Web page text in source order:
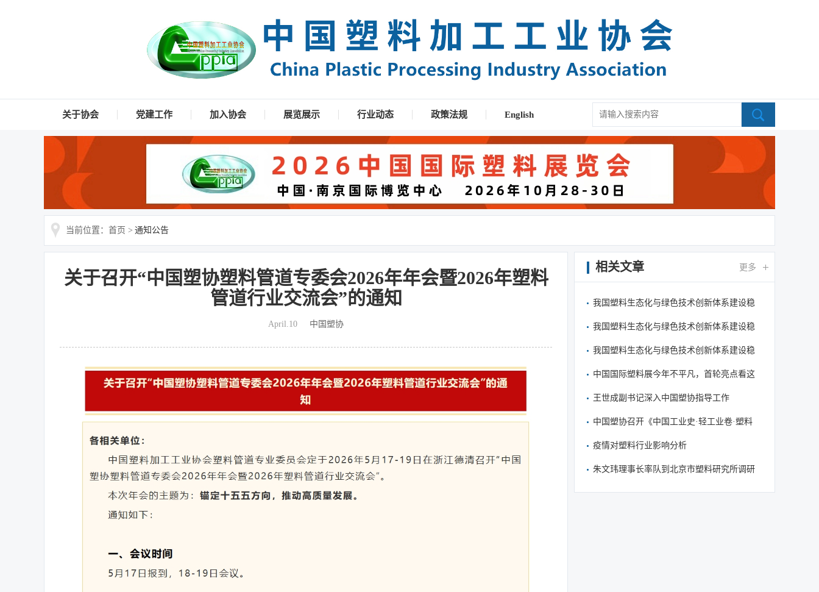
关于协会 党建工作 加入协会 展览展示 行业动态 政策法规 English
当前位置：首页 > 通知公告
关于召开“中国塑协塑料管道专委会2026年年会暨2026年塑料
管道行业交流会”的通知
April.10 中国塑协
相关文章 更多
我国塑料生态化与绿色技术创新体系建设稳
我国塑料生态化与绿色技术创新体系建设稳
我国塑料生态化与绿色技术创新体系建设稳
中国国际塑料展今年不平凡，首轮亮点看这
王世成副书记深入中国塑协指导工作
中国塑协召开《中国工业史·轻工业卷·塑料
疫情对塑料行业影响分析
朱文玮理事长率队到北京市塑料研究所调研